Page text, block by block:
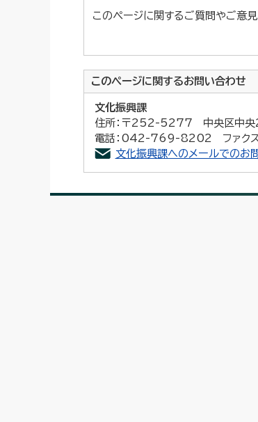
このページに関するご質問やご意見
このページに関するお問い合わせ
文化振興課
住所：〒252-5277 中央区中
電話：042-769-8202 ファク
文化振興課へのメールでのお